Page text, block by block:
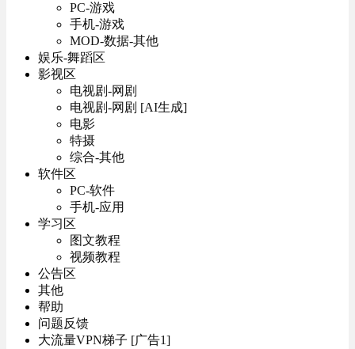
PC-游戏
手机-游戏
MOD-数据-其他
娱乐-舞蹈区
影视区
电视剧-网剧
电视剧-网剧 [AI生成]
电影
特摄
综合-其他
软件区
PC-软件
手机-应用
学习区
图文教程
视频教程
公告区
其他
帮助
问题反馈
大流量VPN梯子 [广告1]